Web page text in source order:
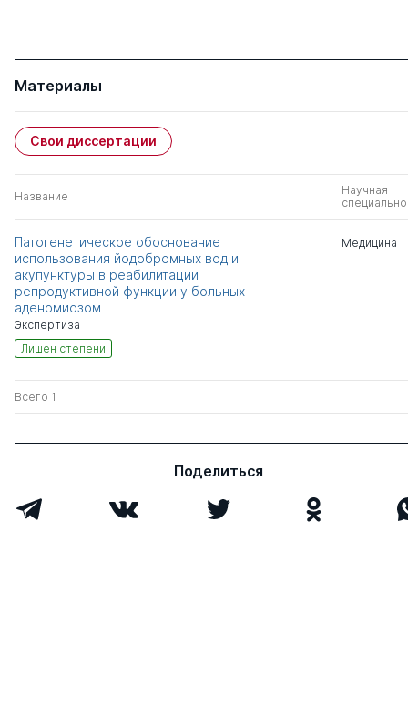
Материалы
Свои диссертации
Название
Научная
Патогенетическое обоснование
использования йодобромных вод и
акупунктуры в реабилитации
репродуктивной функции у больных
аденомиозом
Экспертиза
Лишен степени
Медицина
Всего 1
Поделиться